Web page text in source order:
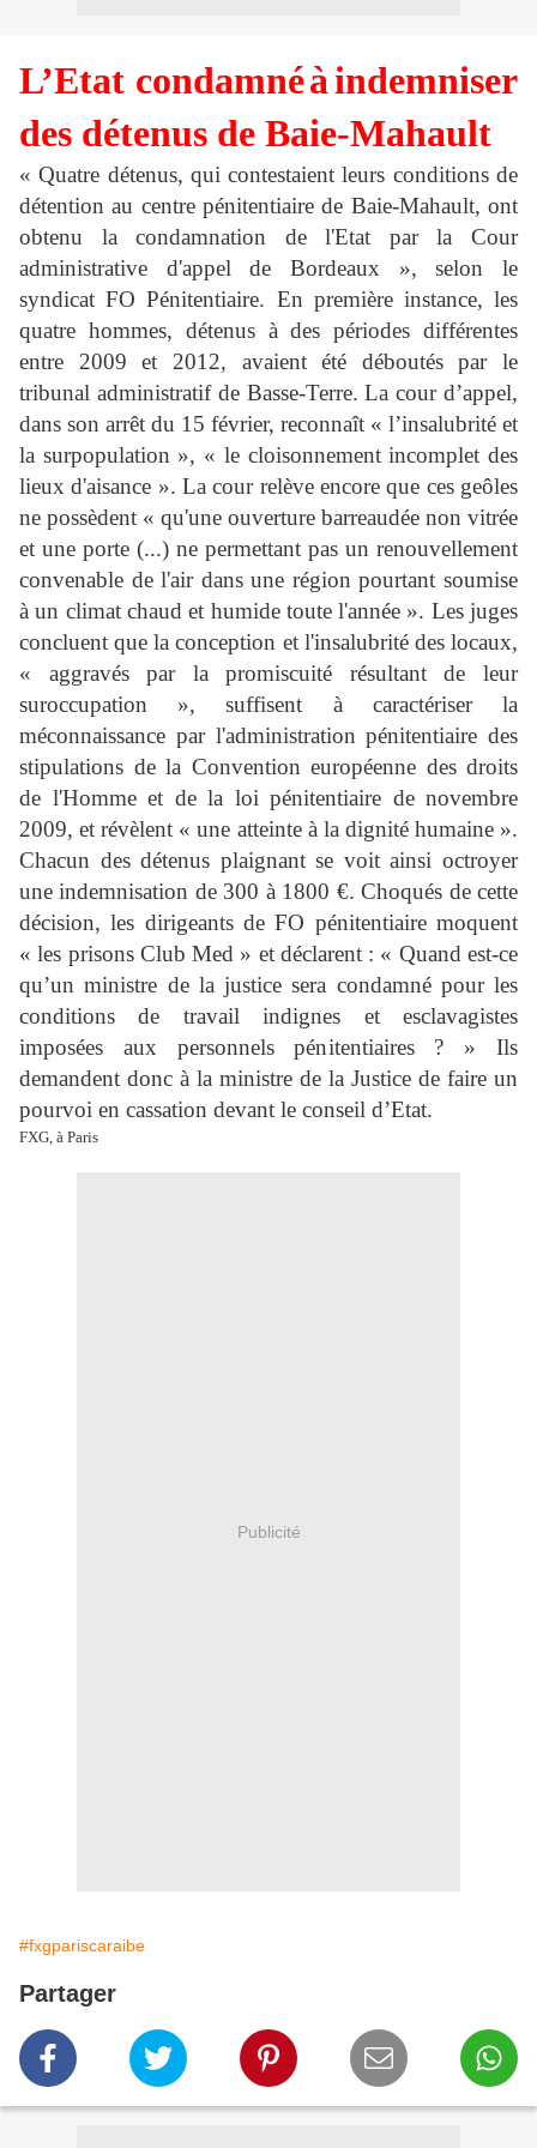
L’Etat condamnéàindemniser
des détenus de Baie-Mahault
« Quatre détenus, qui contestaient leurs conditions de
détention au centre pénitentiaire de Baie-Mahault, ont
obtenu la condamnation de l'Etat par la Cour
administrative d'appel de Bordeaux », selon le
syndicat FO Pénitentiaire. En première instance, les
quatre hommes, détenus à des périodes différentes
entre 2009 et 2012, avaient été déboutés par le
tribunal administratif de Basse-Terre. La cour d’appel,
dans son arrêt du 15 février, reconnaît « l’insalubrité et
la surpopulation », « le cloisonnement incomplet des
lieux d'aisance ». La cour relève encore que ces geôles
ne possèdent « qu'une ouverture barreaudée non vitrée
et une porte (...) ne permettant pas un renouvellement
convenable de l'air dans une région pourtant soumise
à un climat chaud et humide toute l'année ». Les juges
concluent que la conception et l'insalubrité des locaux,
« aggravés par la promiscuité résultant de leur
suroccupation », suffisent à caractériser la
méconnaissance par l'administration pénitentiaire des
stipulations de la Convention européenne des droits
de l'Homme et de la loi pénitentiaire de novembre
2009, et révèlent « une atteinte à la dignité humaine ».
Chacun des détenus plaignant se voit ainsi octroyer
une indemnisation de 300 à 1800 €. Choqués de cette
décision, les dirigeants de FO pénitentiaire moquent
« les prisons Club Med » et déclarent : « Quand est-ce
qu’un ministre de la justice sera condamné pour les
conditions de travail indignes et esclavagistes
imposées aux personnels pénitentiaires ? » Ils
demandent donc à la ministre de la Justice de faire un
pourvoi en cassation devant le conseil d’Etat.
FXG, à Paris
Publicité
#fxgpariscaraibe
Partager